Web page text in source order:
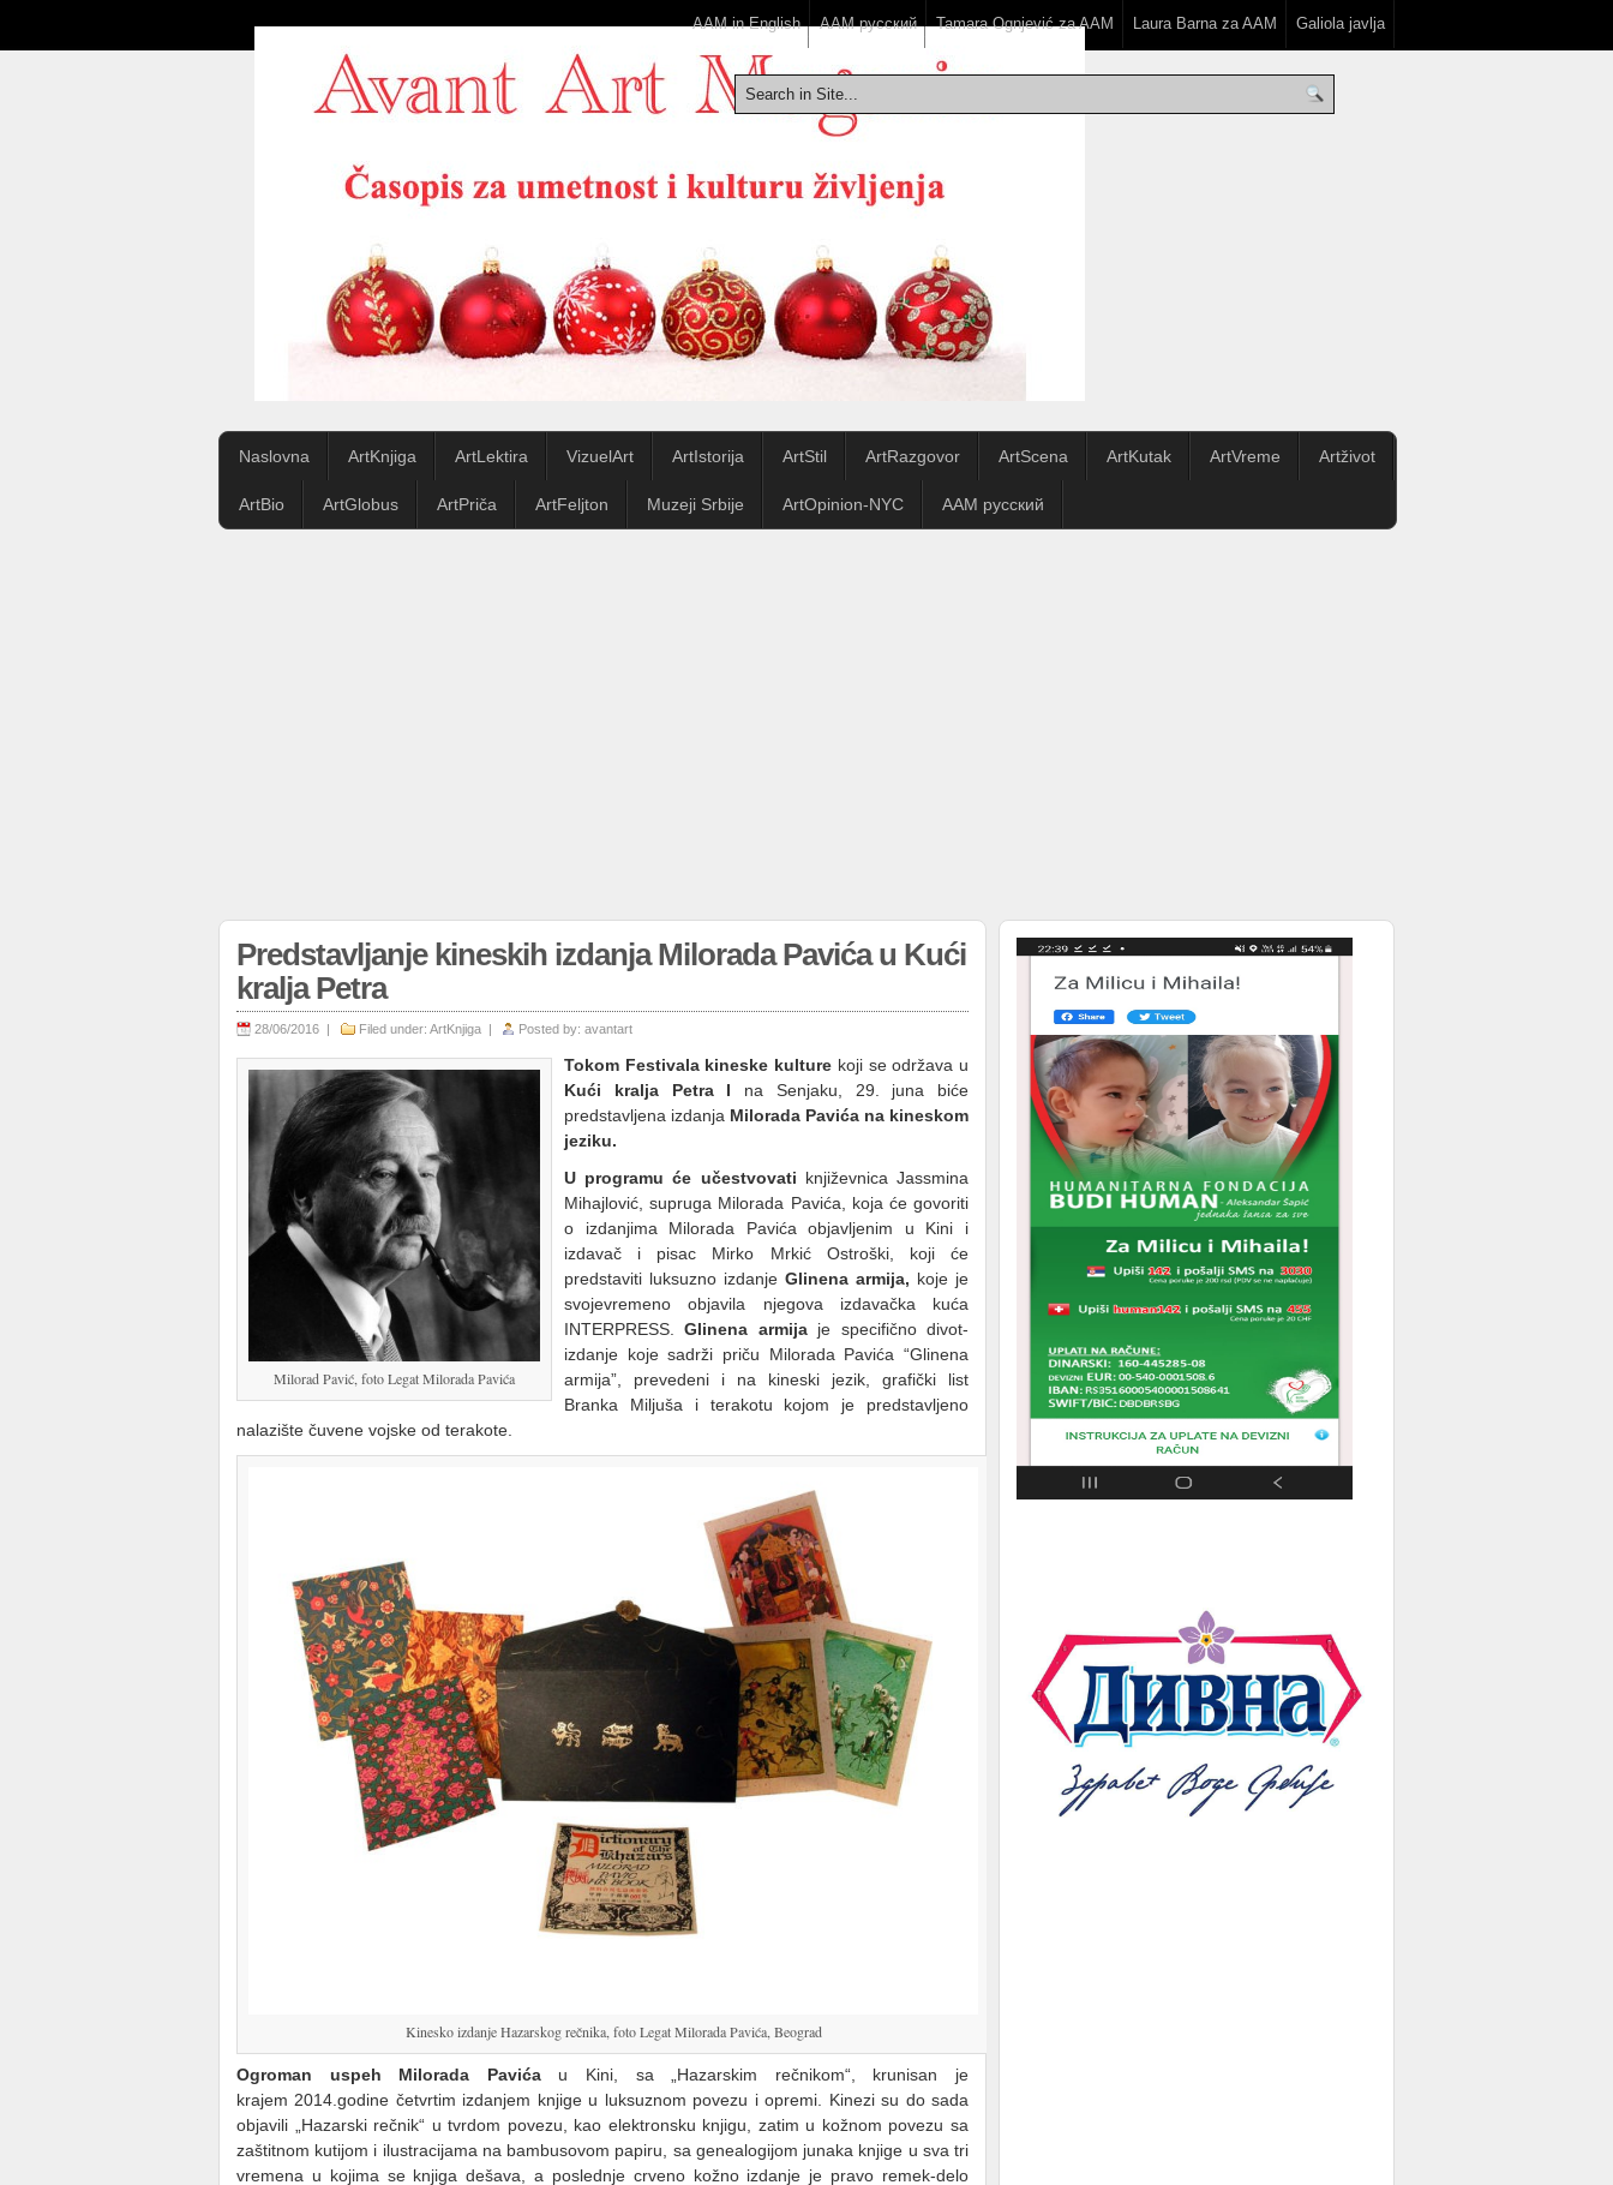
AAM in English ААМ русский Tamara Ognjević za AAM Laura Barna za AAM Galiola javlja
Naslovna ArtKnjiga ArtLektira VizuelArt ArtIstorija ArtStil ArtRazgovor ArtScena ArtKutak ArtVreme Artživot
ArtBio ArtGlobus ArtPriča ArtFeljton Muzeji Srbije ArtOpinion-NYC ААМ русский
Predstavljanje kineskih izdanja Milorada Pavića u Kući
kralja Petra
28/06/2016 | Filed under: ArtKnjiga | Posted by: avantart
Milorad Pavić, foto Legat Milorada Pavića
Tokom Festivala kineske kulture koji se održava u
Kući kralja Petra I na Senjaku, 29. juna biće
predstavljena izdanja Milorada Pavića na kineskom
jeziku.
U programu će učestvovati književnica Jassmina
Mihajlović, supruga Milorada Pavića, koja će govoriti
o izdanjima Milorada Pavića objavljenim u Kini i
izdavač i pisac Mirko Mrkić Ostroški, koji će
predstaviti luksuzno izdanje Glinena armija, koje je
svojevremeno objavila njegova izdavačka kuća
INTERPRESS.Glinena armija je specifično divot-
izdanje koje sadrži priču Milorada Pavića “Glinena
armija”, prevedeni i na kineski jezik, grafički list
Branka Miljuša i terakotu kojom je predstavljeno
nalazište čuvene vojske od terakote.
Kinesko izdanje Hazarskog rečnika, foto Legat Milorada Pavića, Beograd
Ogroman uspeh Milorada Pavićau Kini, sa „Hazarskim rečnikom“, krunisan je
krajem 2014.godine četvrtim izdanjem knjige u luksuznom povezu i opremi. Kinezi su do sada
objavili „Hazarski rečnik“ u tvrdom povezu, kao elektronsku knjigu, zatim u kožnom povezu sa
zaštitnom kutijom i ilustracijama na bambusovom papiru, sa genealogijom junaka knjige u sva tri
vremena u kojima se knjiga dešava, a poslednje crveno kožno izdanje je pravo remek-delo